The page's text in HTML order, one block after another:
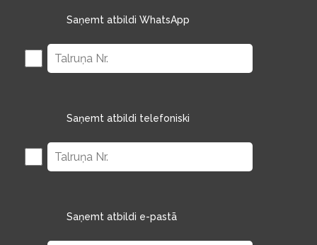
Saņemt atbildi WhatsApp
Saņemt atbildi telefoniski
Saņemt atbildi e-pastā